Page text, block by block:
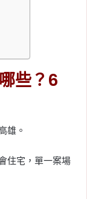
些？6
雄。
住宅，單一案場